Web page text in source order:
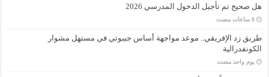
هل صحيح تم تأجيل الدخول المدرسي 2026
‏8 ساعات مضت
طريق زد الإفريقي.. موعد مواجهة أساس جيبوتي في مستهل مشوار
الكونفدرالية
‏يوم واحد مضت